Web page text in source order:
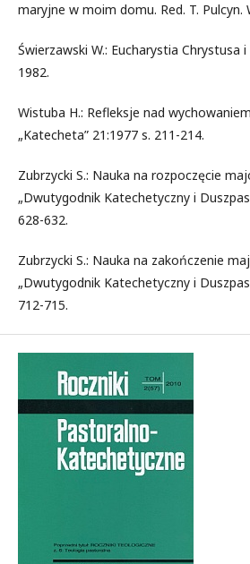
maryjne w moim domu. Red. T. Pulcyn.
Świerzawski W.: Eucharystia Chrystusa
1982.
Wistuba H.: Refleksje nad
„Katecheta” 21:1977 s. 211-214.
Zubrzycki S.: Nauka na rozpoczęcie
„Dwutygodnik Katechetyczny i
628-632.
Zubrzycki S.: Nauka na zakończenie
„Dwutygodnik Katechetyczny i
712-715.